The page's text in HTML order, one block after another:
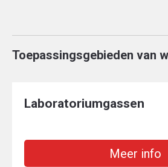
Toepassingsgebieden van
Laboratoriumgassen
Meer info